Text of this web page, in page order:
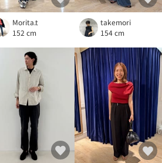
Morita.t
152 cm
takemori
154 cm